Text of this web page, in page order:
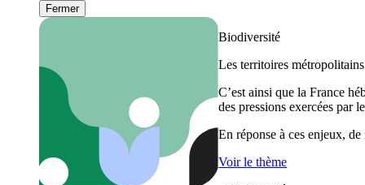
Fermer
Biodiversité
Les territoires
C’est ainsi que la France
des pressions exercées par
En réponse à ces enjeux,
Voir le thème